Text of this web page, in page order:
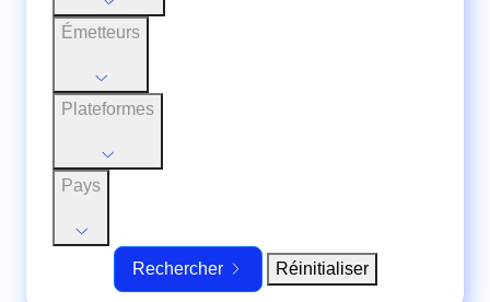
Émetteurs
Plateformes
Pays
Rechercher Réinitialiser